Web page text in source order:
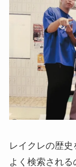
レイクレの歴
よく検索され